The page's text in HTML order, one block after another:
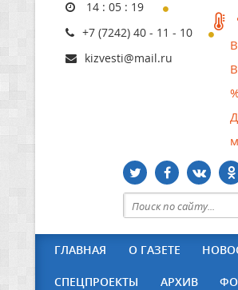
14 : 05 : 20
+7 (7242) 40 - 11 - 10
kizvesti@mail.ru
ГЛАВНАЯ О ГАЗЕТЕ
СПЕЦПРОЕКТЫ АРХИВ